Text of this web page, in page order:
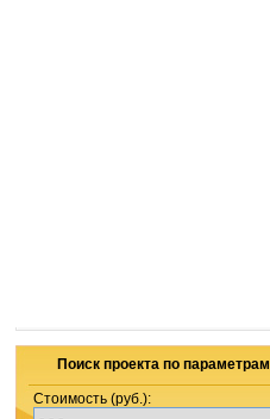
Поиск проекта по параметрам
Стоимость (руб.):